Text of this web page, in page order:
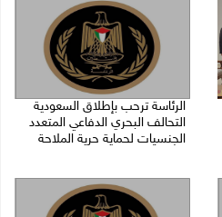
الرئاسة ترحب بإطلاق السعودية
التحالف البحري الدفاعي المتعدد
الجنسيات لحماية حرية الملاحة